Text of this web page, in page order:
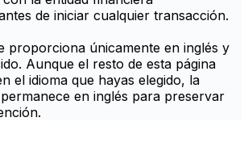
de iniciar cualquier transacción.
proporciona únicamente en inglés y
Aunque el resto de esta página
el idioma que hayas elegido, la
en inglés para preservar